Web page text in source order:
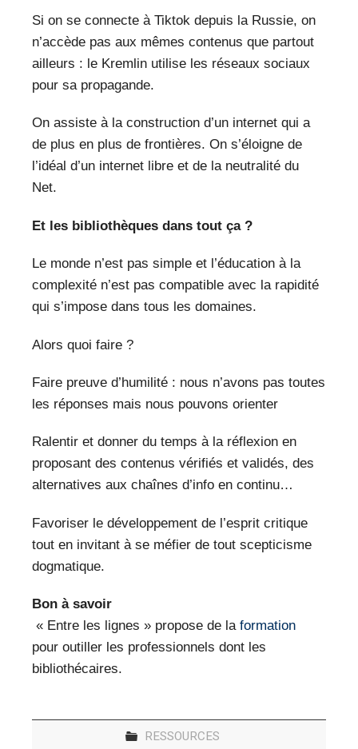
Si on se connecte à Tiktok depuis la Russie, on
n’accède pas aux mêmes contenus que partout
ailleurs : le Kremlin utilise les réseaux sociaux
pour sa propagande.
On assiste à la construction d’un internet qui a
de plus en plus de frontières. On s’éloigne de
l’idéal d’un internet libre et de la neutralité du
Net.
Et les bibliothèques dans tout ça ?
Le monde n’est pas simple et l’éducation à la
complexité n’est pas compatible avec la rapidité
qui s’impose dans tous les domaines.
Alors quoi faire ?
Faire preuve d’humilité : nous n’avons pas toutes
les réponses mais nous pouvons orienter
Ralentir et donner du temps à la réflexion en
proposant des contenus vérifiés et validés, des
alternatives aux chaînes d’info en continu…
Favoriser le développement de l’esprit critique
tout en invitant à se méfier de tout scepticisme
dogmatique.
Bon à savoir
« Entre les lignes » propose de laformation
pour outiller les professionnels dont les
bibliothécaires.
RESSOURCES